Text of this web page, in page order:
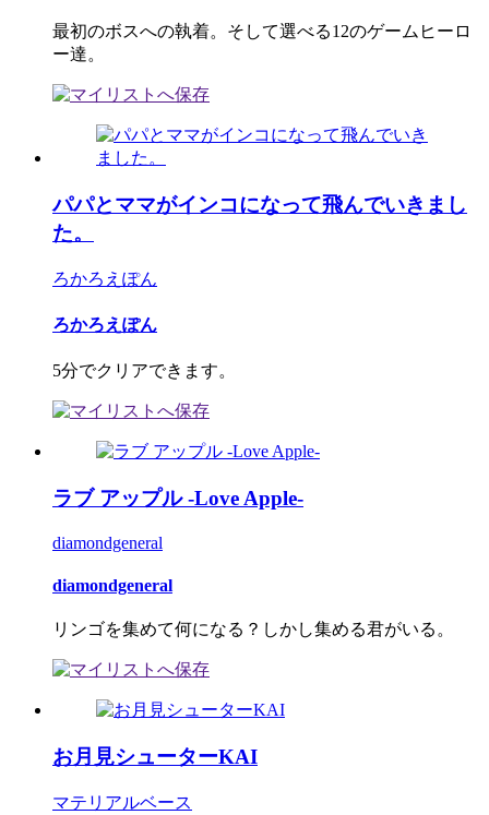
最初のボスへの執着。そして選べる12のゲームヒーロ
ー達。
パパとママがインコになって飛んでいきまし
た。
ろかろえぽん
ろかろえぽん
5分でクリアできます。
ラブ アップル -Love Apple-
diamondgeneral
diamondgeneral
リンゴを集めて何になる？しかし集める君がいる。
お月見シューターKAI
マテリアルベース